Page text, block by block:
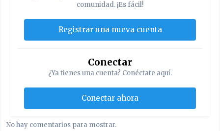
comunidad. ¡Es fácil!
Registrar una nueva cuenta
Conectar
¿Ya tienes una cuenta? Conéctate aquí.
Conectar ahora
No hay comentarios para mostrar.